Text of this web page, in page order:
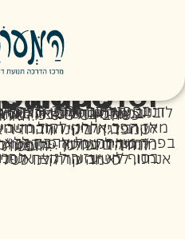
– Elchanan Danino
בספטמבר 2024 נרצח אוֹרי דנינו, בנו של הרב אלחנן דנינו, יחד עם הירש גולדברג-פולין, עדן ירושלמי, אלכס לובנוב, אלמוג סרוסי וכרמל גת זכרונם לברכה, שהוחזקו במשך חודשים ארוכים במנהרות חמאס. אורי נחטף ממסיבת הנובה לאחר שניסה לסייע לחבריו – גם כשהבין שיש סיכוי שלא יחזור. הוא נלחם עד הרגע האחרון במעשי גבורה יוצאי דופן.
בפרק נשוחח על אהבה ללא תנאים, על משמעות הביטוי "חנוך לנער על פי דרכו", ועל ההבנה שגבולות השיח מתחילים בחינוך. נשמע גם את המסר שאלחנן מבקש להדהד לכולנו – לעצור לרגע ולחשוב לפני שהמילים הופכות לנשק, כי בסוף אנחנו אחים.